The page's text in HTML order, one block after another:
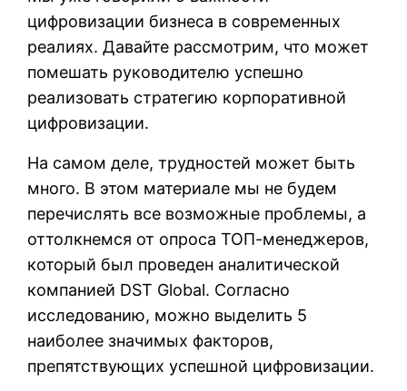
цифровизации бизнеса в современных
реалиях. Давайте рассмотрим, что может
помешать руководителю успешно
реализовать стратегию корпоративной
цифровизации.
На самом деле, трудностей может быть
много. В этом материале мы не будем
перечислять все возможные проблемы, а
оттолкнемся от опроса ТОП-менеджеров,
который был проведен аналитической
компанией DST Global. Согласно
исследованию, можно выделить 5
наиболее значимых факторов,
препятствующих успешной цифровизации.